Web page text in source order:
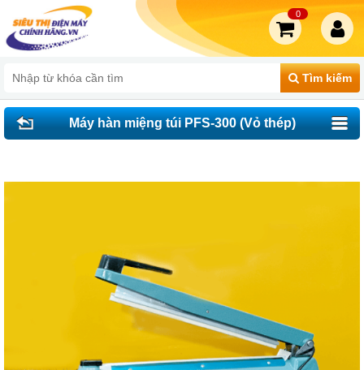
Tìm kiếm
0
Máy hàn miệng túi PFS-300 (Vỏ thép)